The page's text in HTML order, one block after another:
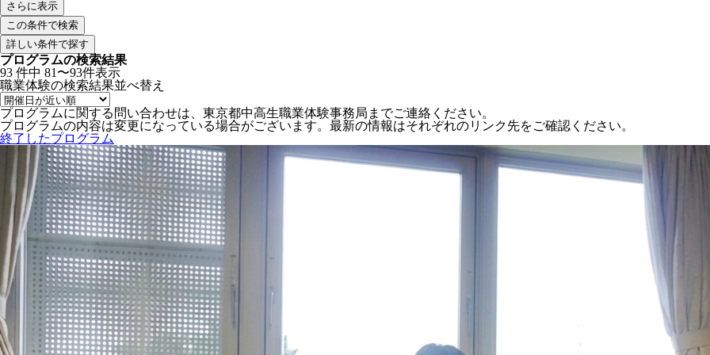
さらに表示
詳しい条件で探す
プログラムの検索結果
93 件中 81〜93件表示
職業体験の検索結果並べ替え
プログラムに関する問い合わせは、東京都中高生職業体験事務局までご連絡ください。
プログラムの内容は変更になっている場合がございます。最新の情報はそれぞれのリンク先をご確認ください。
終了したプログラム